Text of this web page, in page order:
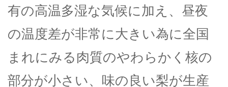
有の高温多湿な気候に加え、昼夜
の温度差が非常に大きい為に全国
まれにみる肉質のやわらかく核の
部分が小さい、味の良い梨が生産